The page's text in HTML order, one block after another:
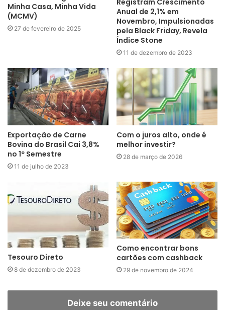
Minha Casa, Minha Vida
(MCMV)
27 de fevereiro de 2025
Registram Crescimento
Anual de 2,1% em
Novembro, Impulsionadas
pela Black Friday, Revela
Índice Stone
11 de dezembro de 2023
Exportação de Carne
Bovina do Brasil Cai 3,8%
no 1º Semestre
11 de julho de 2023
Com o juros alto, onde é
melhor investir?
28 de março de 2026
Tesouro Direto
8 de dezembro de 2023
Como encontrar bons
cartões com cashback
29 de novembro de 2024
Deixe seu comentário